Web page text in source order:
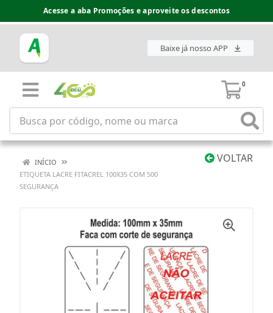
Acesse a aba Promoções e aproveite os descontos
Baixe já nosso APP
0
VOLTAR
INÍCIO
ETIQUETA LACRE FITACREL 100X35 COM 500
SEGURANÇA